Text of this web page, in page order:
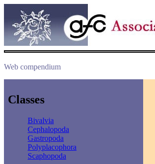
Web compendium
Classes
Bivalvia
Cephalopoda
Gastropoda
Polyplacophora
Scaphopoda